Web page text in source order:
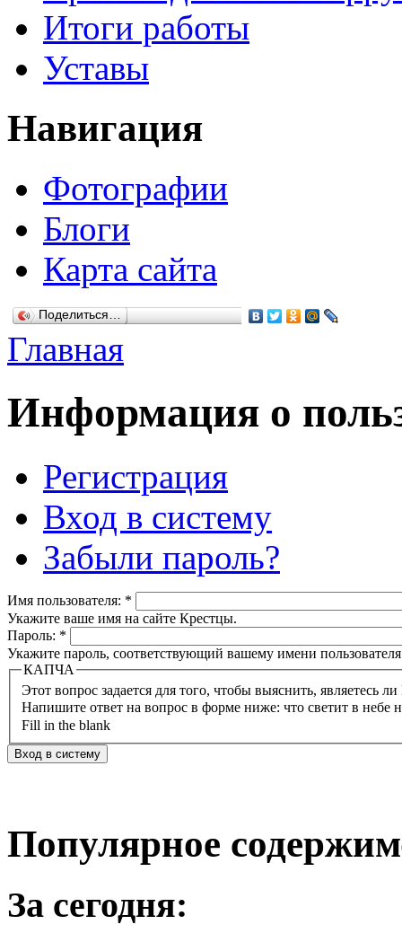
Итоги работы
Уставы
Навигация
Фотографии
Блоги
Карта сайта
Поделиться…
Главная
Информация о
Регистрация
Вход в систему
Забыли пароль?
Имя пользователя: *
Укажите ваше имя на сайте Крестцы.
Пароль: *
Укажите пароль, соответствующий вашему имени
КАПЧА
Напишите ответ на вопрос в форме ниже: что светит в небе
Fill in the blank
Популярное
За сегодня: